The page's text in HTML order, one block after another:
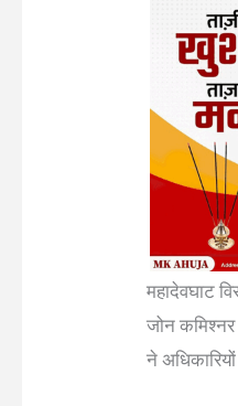
महादेवघाट
जोन
ने